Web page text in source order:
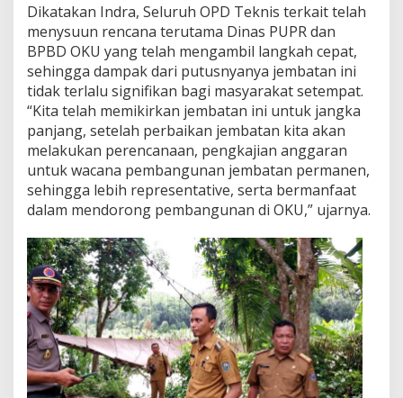
Dikatakan Indra, Seluruh OPD Teknis terkait telah
menysuun rencana terutama Dinas PUPR dan
BPBD OKU yang telah mengambil langkah cepat,
sehingga dampak dari putusnyanya jembatan ini
tidak terlalu signifikan bagi masyarakat setempat.
“Kita telah memikirkan jembatan ini untuk jangka
panjang, setelah perbaikan jembatan kita akan
melakukan perencanaan, pengkajian anggaran
untuk wacana pembangunan jembatan permanen,
sehingga lebih representative, serta bermanfaat
dalam mendorong pembangunan di OKU,” ujarnya.